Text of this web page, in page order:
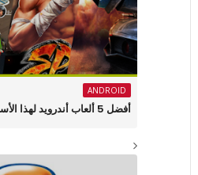
ANDROID
أفضل 5 ألعاب أندرويد لهذا الأسبوع [31]